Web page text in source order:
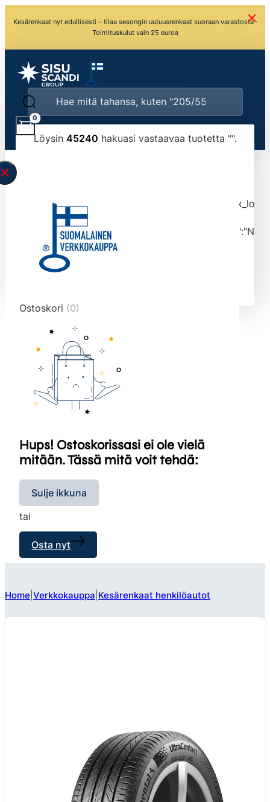
Kesärenkaat nyt edullisesti – tilaa sesongin uutuusrenkaat suoraan varastosta ·
Toimituskulut vain 25 euroa
Löysin 45240 hakuasi vastaavaa tuotetta "".
typed the search query correctly.<br>Currently
tmlmvi","meta_query":
data-original-query-vars="[]" data-page="1"
data-max-pages="4524" data-start="1" data-
end="10">
0
Ostoskori (0)
Hups! Ostoskorissasi ei ole vielä
mitään. Tässä mitä voit tehdä:
Sulje ikkuna
tai
Osta nyt
Home Verkkokauppa Kesärenkaat henkilöautot